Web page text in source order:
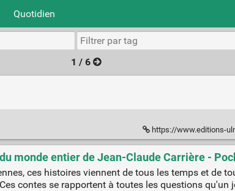
Quotidien
1 / 6
https://www.editions-
monde entier de Jean-Claude Carrière -
ces histoires viennent de tous les temps et de
contes se rapportent à toutes les questions